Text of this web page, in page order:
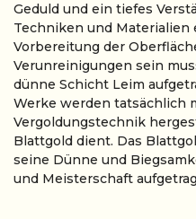
Geduld und ein tiefes
Techniken und
Vorbereitung der
Verunreinigungen sein
dünne Schicht Leim
Werke werden tatsächlich
Vergoldungstechnik
Blattgold dient. Das
seine Dünne und
und Meisterschaft